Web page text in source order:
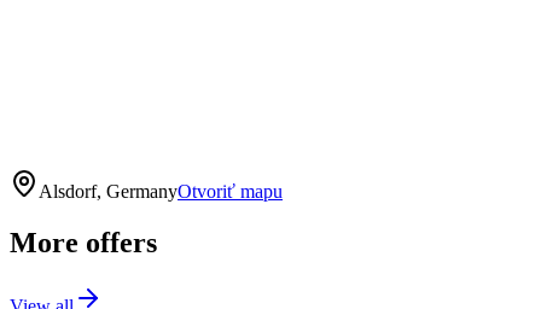
Alsdorf, GermanyOtvoriť mapu
More offers